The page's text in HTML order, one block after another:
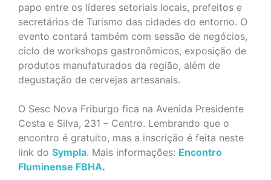
papo entre os líderes setoriais locais, prefeitos e
secretários de Turismo das cidades do entorno. O
evento contará também com sessão de negócios,
ciclo de workshops gastronômicos, exposição de
produtos manufaturados da região, além de
degustação de cervejas artesanais.
O Sesc Nova Friburgo fica na Avenida Presidente
Costa e Silva, 231 – Centro. Lembrando que o
encontro é gratuito, mas a inscrição é feita neste
link do Sympla. Mais informações: Encontro
Fluminense FBHA.